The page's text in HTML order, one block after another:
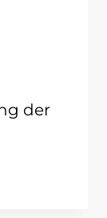
der